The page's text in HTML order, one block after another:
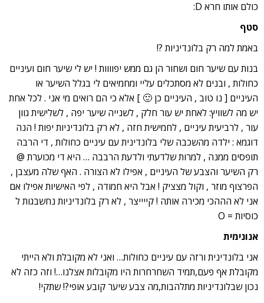
כולם אותו חרא D:
סטף
באמת למה רק בלונדיניות ?!
בנות עם שיער חום ושחור הן גם ממש יפוווות ! יש לי שיער חום ועיניים
כחולות , ובנים לא מסתכלים עליי ומחמיאים לי בגלל השיער או
העיניים [ נו טוב , העיניים כן 🙂 ] אלא כי הם רואים מי אני . לכל אחת
יש מה לשוויץ: לאחת יש עור חלק , לשנייה שיער יפה , לשלישית גוון
עור , לרביעית עיניים , לחמישית חזה , לא רק בלונדיניות יפות ! הנה
דוגמא : ילדה מהשכבה שלי בלונדינית עם עיניים כחולות , די הרבה
תופסים ממנה , למרות שלדעתי ולדעת הרבבה … היא די מכוערת @
רק השיער והצבע של העיניים , אפילו לא הצורה . האף שלה מעצבן ,
הפרצוף מוזר , וקול מצציק ! אבל היא חמודה , לפי האישיות אפילו אם
אני לא הההכי מכירה אותה ! קייייצר , לא רק בלונדיניות נחשבגות ל
כוסיות = O
אנונימית
אני בלונדינית ורזה עם עיניים כחולות… ואני לא מקובלת ולא הייתי
מקובלת אף פעם,תמיד השחרחרות היו מקובלות אצלנו…! וזה כזה לא
נכון שבלונדיניות מתלהבות,מה צבע שיער קובע אופי?! שתקי!